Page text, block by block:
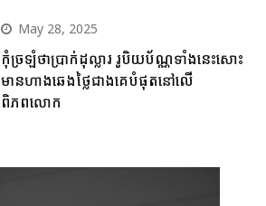
May 28, 2025
កុំច្រឡំថាប្រាក់ដុល្លារ រូបិយប័ណ្ណទាំងនេះសោះ
មានហាងឆេងថ្លៃជាងគេបំផុតនៅលើ
ពិភពលោក